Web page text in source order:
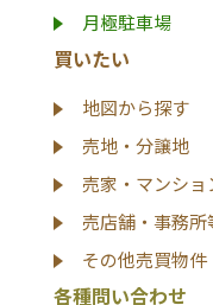
月極駐車場
買いたい
地図から探す
売地・分譲地
売家・マンショ
売店舗・事務所
その他売買物件
各種問い合わせ